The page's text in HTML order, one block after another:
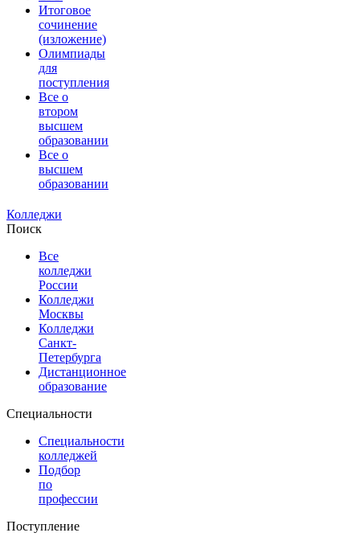
Итоговое
сочинение
(изложение)
Олимпиады
для
поступления
Все о
втором
высшем
образовании
Все о
высшем
образовании
Колледжи
Поиск
Все
колледжи
России
Колледжи
Москвы
Колледжи
Санкт-
Петербурга
Дистанционное
образование
Специальности
Специальности
колледжей
Подбор
по
профессии
Поступление